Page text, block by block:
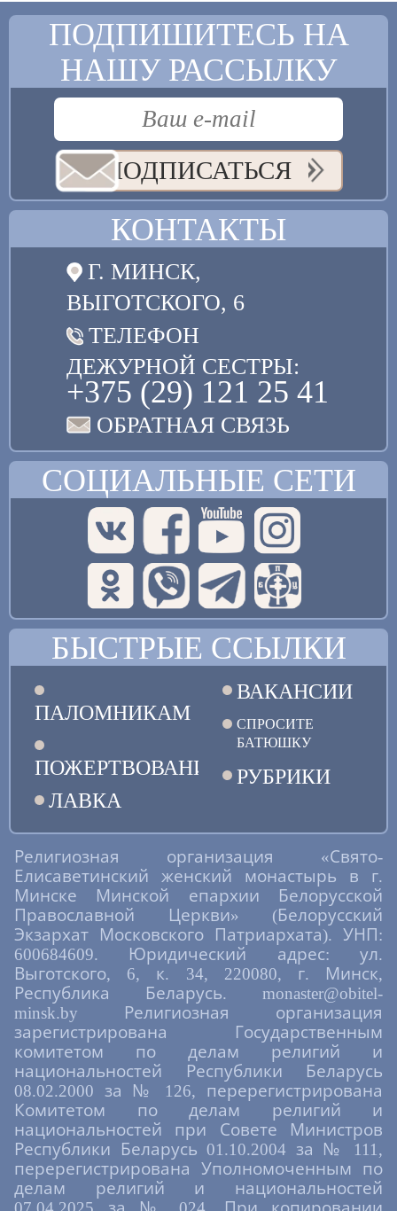
ПОДПИШИТЕСЬ НА
НАШУ РАССЫЛКУ
ПОДПИСАТЬСЯ
КОНТАКТЫ
Г. МИНСК,
ВЫГОТСКОГО, 6
ТЕЛЕФОН
ДЕЖУРНОЙ СЕСТРЫ:
+375 (29) 121 25 41
ОБРАТНАЯ СВЯЗЬ
СОЦИАЛЬНЫЕ СЕТИ
БЫСТРЫЕ ССЫЛКИ
ПАЛОМНИКАМ
ПОЖЕРТВОВАНИЯ
ЛАВКА
ВАКАНСИИ
СПРОСИТЕ
БАТЮШКУ
РУБРИКИ
Религиозная организация «Свято-
Елисаветинский женский монастырь в г.
Минске Минской епархии Белорусской
Православной Церкви» (Белорусский
Экзархат Московского Патриархата). УНП:
600684609. Юридический адрес: ул.
Выготского, 6, к. 34, 220080, г. Минск,
Республика Беларусь. monaster@obitel-
minsk.by Религиозная организация
зарегистрирована Государственным
комитетом по делам религий и
национальностей Республики Беларусь
08.02.2000 за № 126, перерегистрирована
Комитетом по делам религий и
национальностей при Совете Министров
Республики Беларусь 01.10.2004 за № 111,
перерегистрирована Уполномоченным по
делам религий и национальностей